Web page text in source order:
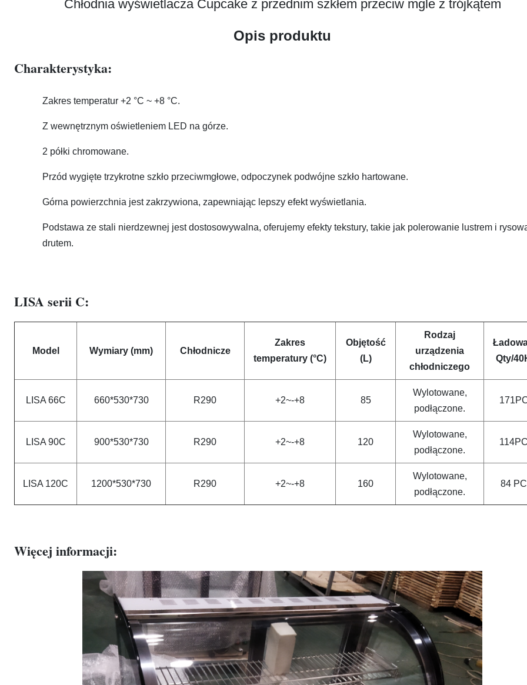
Chłodnia wyświetlacza Cupcake z przednim szkłem przeciw mgle z trójkątem
Opis produktu
Charakterystyka:
Zakres temperatur +2 °C ~ +8 °C.
Z wewnętrznym oświetleniem LED na górze.
2 półki chromowane.
Przód wygięte trzykrotne szkło przeciwmgłowe, odpoczynek podwójne szkło hartowane.
Górna powierzchnia jest zakrzywiona, zapewniając lepszy efekt wyświetlania.
Podstawa ze stali nierdzewnej jest dostosowywalna, oferujemy efekty tekstury, takie jak polerowanie lustrem i
drutem.
LISA serii C:
Model Wymiary (mm) Chłodnicze
Zakres
temperatury (°C)
Objętość
(L)
Rodzaj
urządzenia
chłodniczego
Qty/
LISA 66C 660*530*730 R290 +2~-+8 85
Wylotowane,
podłączone.
LISA 90C 900*530*730 R290 +2~-+8 120
Wylotowane,
podłączone.
LISA 120C 1200*530*730 R290 +2~-+8 160
Wylotowane,
podłączone.
84
Więcej informacji: